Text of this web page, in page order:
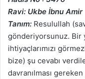
Ravi: Ukbe İbnu Amir
Tanım: Resulullah
gönderiyorsunuz. Bir
ihtiyaçlarımızı
bize) şu cevabı
davranılması